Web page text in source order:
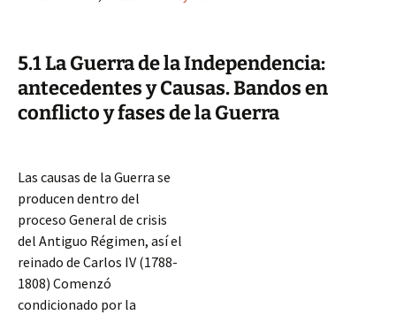
5.1 La Guerra de la Independencia:
antecedentes y Causas. Bandos en
conflicto y fases de la Guerra
Las causas de la Guerra se
producen dentro del
proceso General de crisis
del Antiguo Régimen, así el
reinado de Carlos IV (1788-
1808) Comenzó
condicionado por la